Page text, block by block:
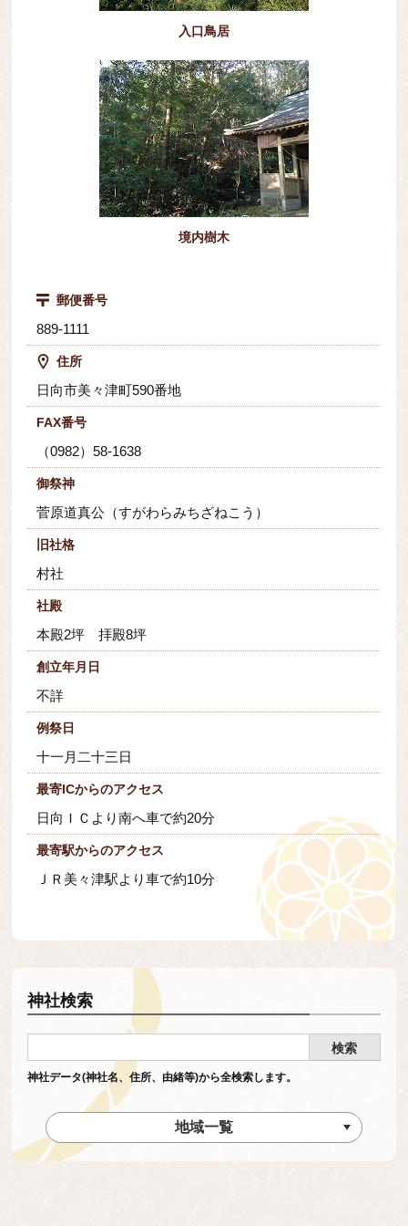
入口鳥居
境内樹木
郵便番号
889-1111
住所
日向市美々津町590番地
FAX番号
（0982）58-1638
御祭神
菅原道真公（すがわらみちざねこう）
旧社格
村社
社殿
本殿2坪 拝殿8坪
創立年月日
不詳
例祭日
十一月二十三日
最寄ICからのアクセス
日向ＩＣより南へ車で約20分
最寄駅からのアクセス
ＪＲ美々津駅より車で約10分
神社検索
神社データ(神社名、住所、由緒等)から全検索します。
地域一覧